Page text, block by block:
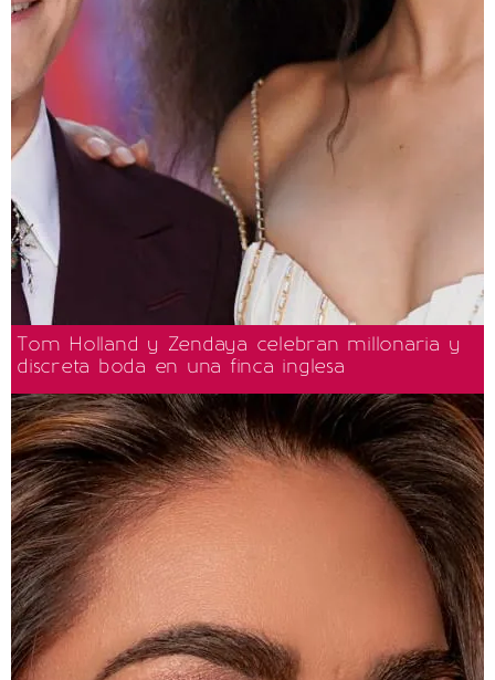
Tom Holland y Zendaya celebran millonaria y
discreta boda en una finca inglesa